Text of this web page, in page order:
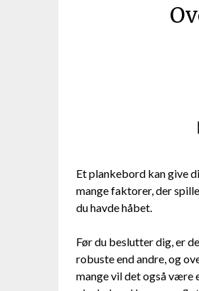
Et plankebord kan give
mange faktorer, der
du havde håbet.
Før du beslutter dig, er
robuste end andre, og
mange vil det også være